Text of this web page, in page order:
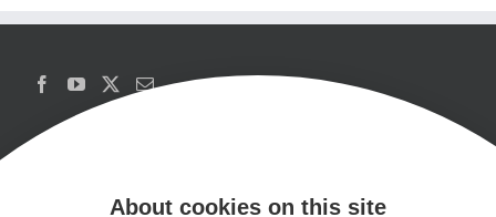
About cookies on this site